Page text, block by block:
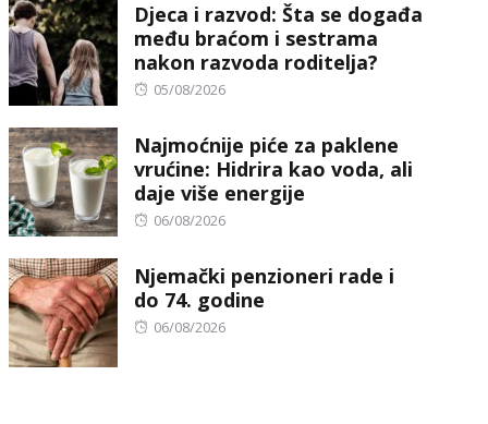
Djeca i razvod: Šta se događa
među braćom i sestrama
nakon razvoda roditelja?
Posted
05/08/2026
Najmoćnije piće za paklene
vrućine: Hidrira kao voda, ali
daje više energije
Posted
06/08/2026
Njemački penzioneri rade i
do 74. godine
Posted
06/08/2026